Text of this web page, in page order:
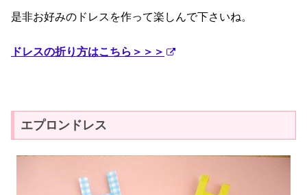
是非お好みのドレスを作って楽しんで下さいね。
ドレスの折り方はこちら＞＞＞
エプロンドレス